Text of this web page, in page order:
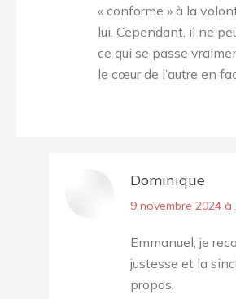
« conforme » à la
lui. Cependant, il ne
ce qui se passe
le cœur de l’autre en
Dominique
dit
9 novembre 2024 à
Emmanuel, je
justesse et la
propos.